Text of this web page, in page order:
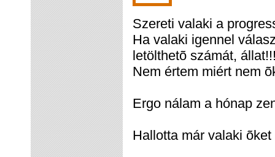
Szereti valaki a
Ha valaki igennel
letölthetõ számát,
Nem értem miért nem
Ergo nálam a hónap
Hallotta már valaki